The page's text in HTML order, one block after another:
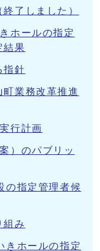
了しました）
ホールの指定
結果
指針
町業務改革推進
行計画
）のパブリッ
の指定管理者候
組み
きホールの指定